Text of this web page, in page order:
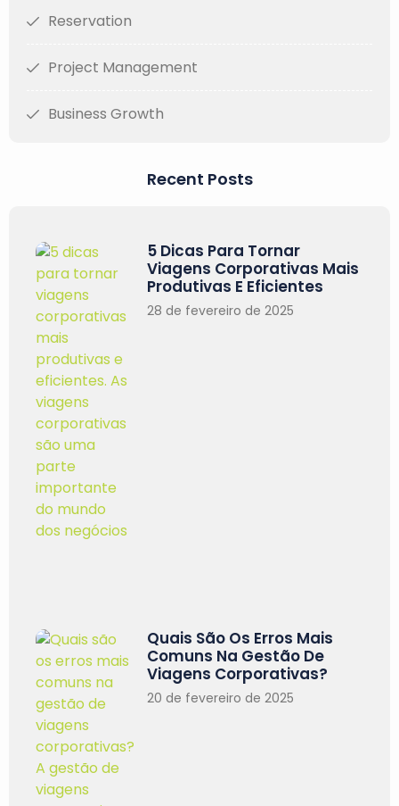
Reservation
Project Management
Business Growth
Recent Posts
5 Dicas Para Tornar
Viagens Corporativas Mais
Produtivas E Eficientes
28 de fevereiro de 2025
Quais São Os Erros Mais
Comuns Na Gestão De
Viagens Corporativas?
20 de fevereiro de 2025